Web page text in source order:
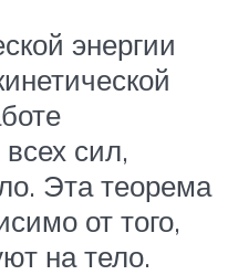
энергии
сил,
Эта теорема
от того,
на тело.